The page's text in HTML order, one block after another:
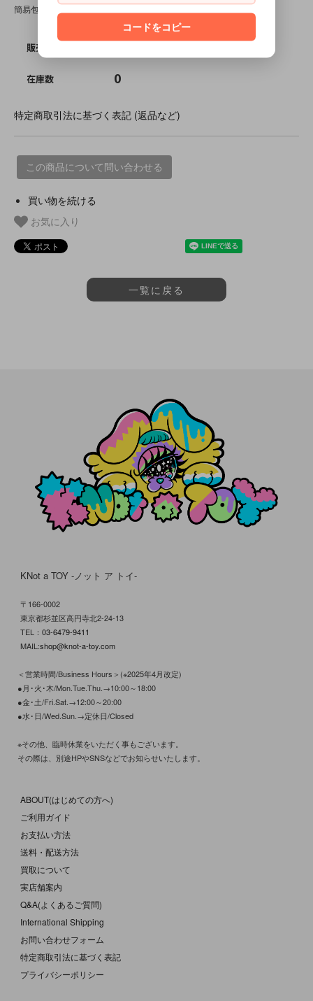
簡易包装です。
販売価格 SOLD OUT
在庫数 0
特定商取引法に基づく表記 (返品など)
この商品について問い合わせる
買い物を続ける
お気に入り
一覧に戻る
KNot a TOY -ノット ア トイ-
〒166-0002
東京都杉並区高円寺北2-24-13
TEL： 03-6479-9411
MAIL:shop@knot-a-toy.com
＜営業時間/Business Hours＞(※2025年4月改定)
●月･火･木/Mon.Tue.Thu.→10:00～18:00
●金･土/Fri.Sat.→12:00～20:00
●水･日/Wed.Sun.→定休日/Closed
※その他、臨時休業をいただく事もございます。
その際は、別途HPやSNSなどでお知らせいたします。
ABOUT(はじめての方へ)
ご利用ガイド
お支払い方法
送料・配送方法
買取について
実店舗案内
Q&A(よくあるご質問)
International Shipping
お問い合わせフォーム
特定商取引法に基づく表記
プライバシーポリシー
コードをコピー